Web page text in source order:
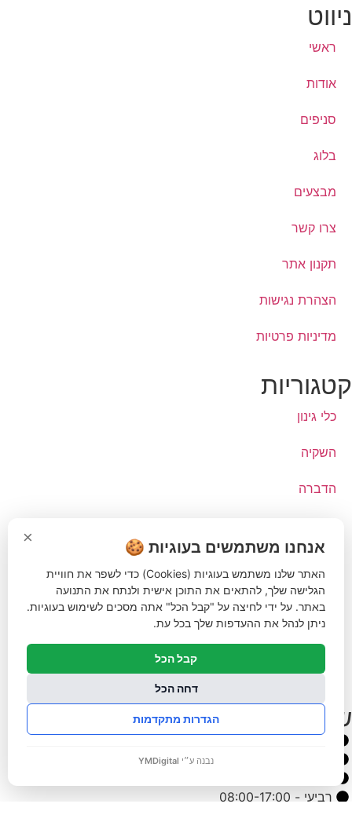
ניווט
ראשי
אודות
סניפים
בלוג
מבצעים
צרו קשר
תקנון אתר
הצהרת נגישות
מדיניות פרטיות
קטגוריות
כלי גינון
השקיה
הדברה
ביגוד והנעלה
לבית לחצר ולגינה
טרקטורוני כיסוח
שעות פעילות
רביעי - 08:00-17:00
× אנחנו משתמשים בעוגיות 🍪
האתר שלנו משתמש בעוגיות (Cookies) כדי לשפר את חוויית
הגלישה שלך, להתאים את התוכן אישית ולנתח את התנועה
באתר. על ידי לחיצה על "קבל הכל" אתה מסכים לשימוש בעוגיות.
ניתן לנהל את ההעדפות שלך בכל עת.
קבל הכל
דחה הכל
הגדרות מתקדמות
נבנה ע״י YMDigital